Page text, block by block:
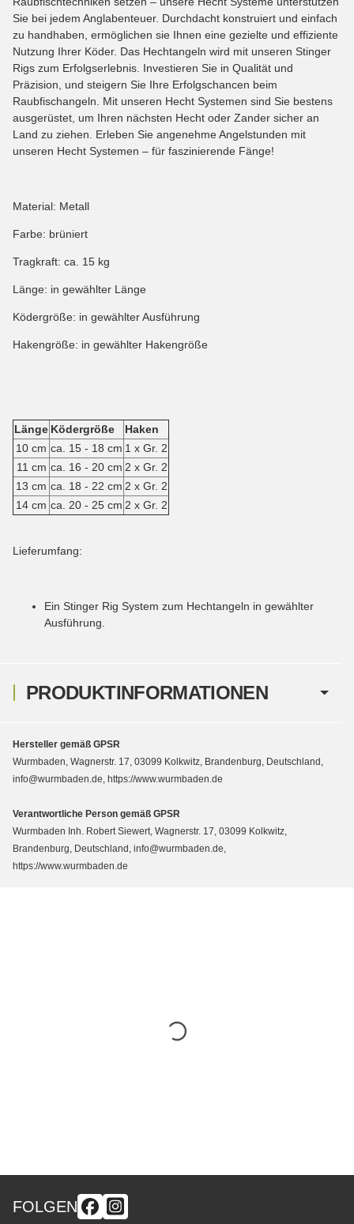
PRODUKTINFORMATIONEN
Sie bei jedem Anglabenteuer. Durchdacht konstruiert und einfach
zu handhaben, ermöglichen sie Ihnen eine gezielte und effiziente
Nutzung Ihrer Köder. Das Hechtangeln wird mit unseren Stinger
Rigs zum Erfolgserlebnis. Investieren Sie in Qualität und
Präzision, und steigern Sie Ihre Erfolgschancen beim
Raubfischangeln. Mit unseren Hecht Systemen sind Sie bestens
ausgerüstet, um Ihren nächsten Hecht oder Zander sicher an
Land zu ziehen. Erleben Sie angenehme Angelstunden mit
unseren Hecht Systemen – für faszinierende Fänge!
Material: Metall
Farbe: brüniert
Tragkraft: ca. 15 kg
Länge: in gewählter Länge
Ködergröße: in gewählter Ausführung
Hakengröße: in gewählter Hakengröße
Länge Ködergröße
Haken
10 cm ca. 15 - 18 cm 1 x Gr. 2
11 cm ca. 16 - 20 cm 2 x Gr. 2
13 cm ca. 18 - 22 cm 2 x Gr. 2
14 cm ca. 20 - 25 cm 2 x Gr. 2
Lieferumfang:
Ein Stinger Rig System zum Hechtangeln in gewählter
Ausführung.
Hersteller gemäß GPSR
Wurmbaden, Wagnerstr. 17, 03099 Kolkwitz, Brandenburg, Deutschland,
info@wurmbaden.de, https://www.wurmbaden.de
Verantwortliche Person gemäß GPSR
Wurmbaden Inh. Robert Siewert, Wagnerstr. 17, 03099 Kolkwitz,
Brandenburg, Deutschland, info@wurmbaden.de,
https://www.wurmbaden.de
FOLGEN